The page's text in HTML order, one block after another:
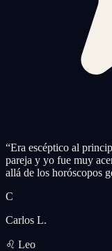
“Era escéptico al
pareja y yo fue muy
allá de los horóscopos
C
Carlos L.
♌ Leo